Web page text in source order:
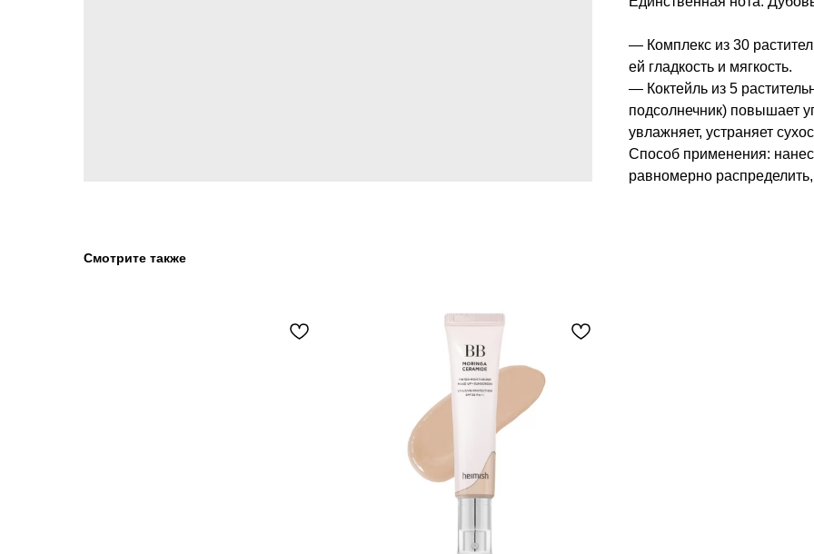
— Комплекс из 30
ей гладкость и мягкость.
— Коктейль из 5
подсолнечник) повышает
увлажняет, устраняет
Способ применения:
равномерно распределить,
Смотрите также